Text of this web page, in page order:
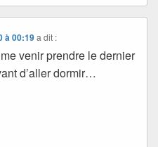
à 00:19 a dit :
venir prendre le dernier
d’aller dormir…